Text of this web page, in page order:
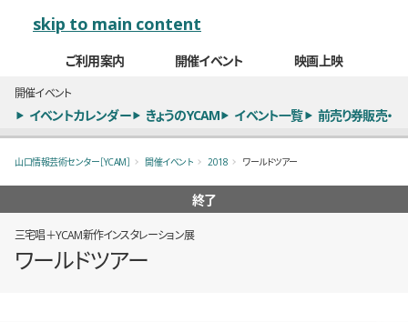
skip to main content
ご利用案内 開催イベント 映画上映
開催イベント
イベントカレンダー きょうのYCAM イベント一覧 前売り券販売・
山口情報芸術センター［YCAM］ 開催イベント 2018 ワールドツアー
終了
三宅唱＋YCAM新作インスタレーション展
ワールドツアー